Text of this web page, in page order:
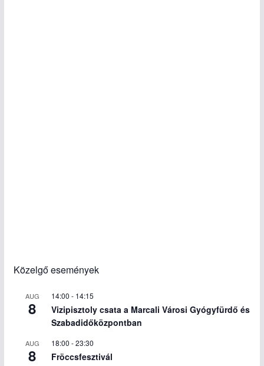
Közelgő események
AUG
8
14:00 - 14:15
Vizipisztoly csata a Marcali Városi Gyógyfürdő és
Szabadidőközpontban
AUG
8
18:00 -23:30
Fröccsfesztivál